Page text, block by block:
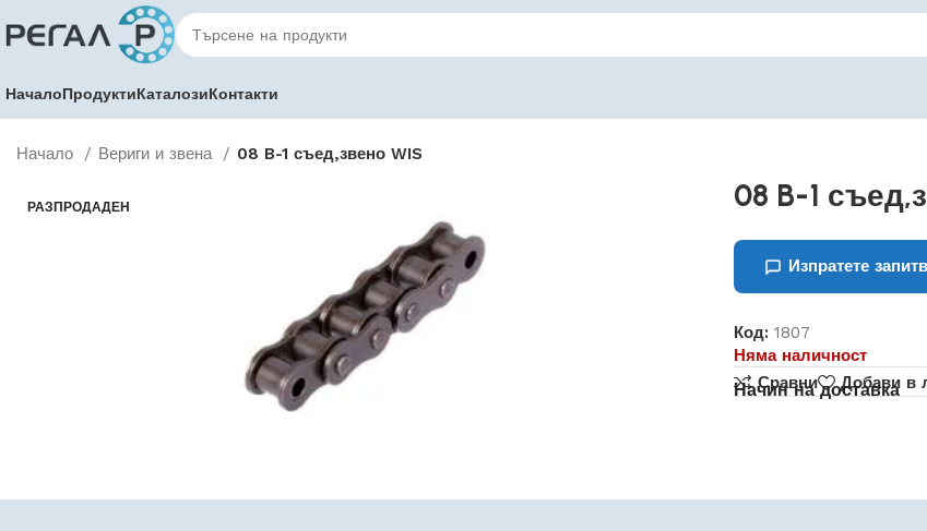
НачалоПродуктиКаталозиКонтакти
Начало Вериги и звена 08 B-1 съед,звено WIS
РАЗПРОДАДЕН 08 B-1
Изпратете
Код: 1807
Няма наличност
Сравни
Добави в
Начин на доставка